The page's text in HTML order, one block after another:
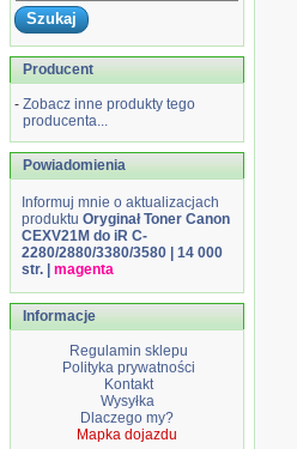
Producent
- Zobacz inne produkty tego
producenta...
Powiadomienia
Informuj mnie o aktualizacjach
produktu Oryginał Toner Canon
CEXV21M do iR C-
2280/2880/3380/3580 | 14 000
str. | magenta
Informacje
Regulamin sklepu
Polityka prywatności
Kontakt
Wysyłka
Dlaczego my?
Mapka dojazdu